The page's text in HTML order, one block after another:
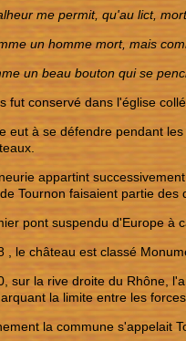
me permit, qu'au lict,
un homme mort, mais
un beau bouton qui se
fut conservé dans l'église
eut à se défendre pendant
appartint
Tournon faisaient partie
pont suspendu d'Europe à
, le château est classé
sur la rive droite du Rhône,
la limite entre les
la commune s'appelait